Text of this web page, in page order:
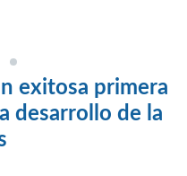
exitosa primera
desarrollo de la